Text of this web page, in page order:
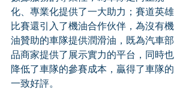
化、專業化提供了一大助力；賽道英雄
比賽還引入了機油合作伙伴，為沒有機
油贊助的車隊提供潤滑油，既為汽車部
品商家提供了展示實力的平台，同時也
降低了車隊的參賽成本，贏得了車隊的
一致好評。